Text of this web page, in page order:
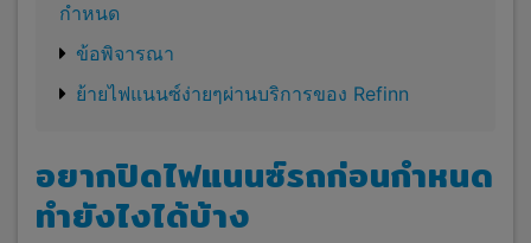
กำหนด
ข้อพิจารณา
ย้ายไฟแนนซ์ง่ายๆผ่านบริการของ Refinn
อยากปิดไฟแนนซ์รถก่อนกำหนด
ทำยังไงได้บ้าง